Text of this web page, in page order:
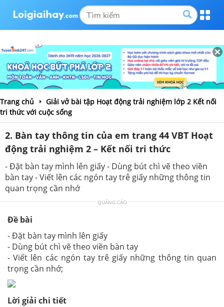
Trang chủ
Giải vở bài tập Hoạt động trải nghiệm lớp 2 Kết nối
tri thức với cuộc sống
2. Bàn tay thông tin của em trang 44 VBT Hoạt
động trải nghiệm 2 – Kết nối tri thức
- Đặt bàn tay mình lên giấy - Dùng bút chì vẽ theo viền
bàn tay - Viết lên các ngón tay trê giấy những thông tin
quan trọng cần nhớ
QUẢNG CÁO
Đề bài
- Đặt bàn tay mình lên giấy
- Dùng bút chì vẽ theo viền bàn tay
- Viết lên các ngón tay trê giấy những thông tin quan
trọng cần nhớ;
Lời giải chi tiết